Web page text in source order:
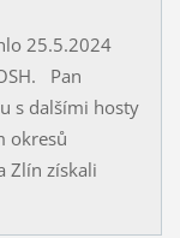
25.5.2024
Pan
s dalšími hosty
okresů
Zlín získali